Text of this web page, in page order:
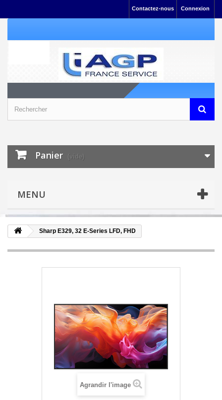
Connexion
Contactez-nous
Panier (vide)
MENU
Sharp E329, 32 E-Series LFD, FHD
Agrandir l'image